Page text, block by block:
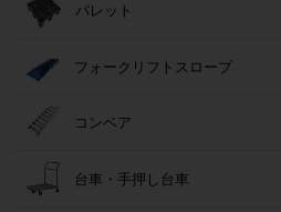
パレット
フォークリフトスロープ
コンベア
台車・手押し台車